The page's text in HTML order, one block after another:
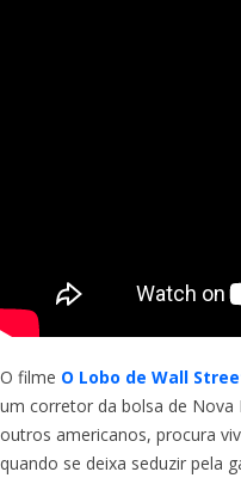
O filme O Lobo de Wall
um corretor da bolsa de Nova
outros americanos, procura
quando se deixa seduzir pela